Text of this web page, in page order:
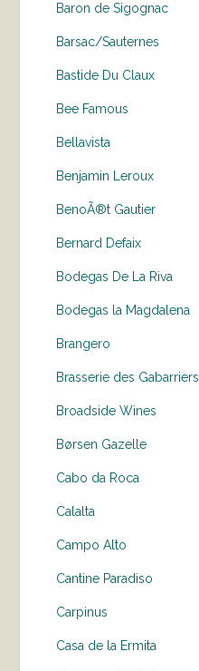
Baron de Sigognac
Barsac/Sauternes
Bastide Du Claux
Bee Famous
Bellavista
Benjamin Leroux
BenoÃ®t Gautier
Bernard Defaix
Bodegas De La Riva
Bodegas la Magdalena
Brangero
Brasserie des Gabarriers
Broadside Wines
Børsen Gazelle
Cabo da Roca
Calalta
Campo Alto
Cantine Paradiso
Carpinus
Casa de la Ermita